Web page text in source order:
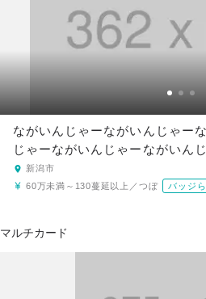
ながいんじゃーながいんじゃー
じゃーながいんじゃーながいん
新潟市
60万未満～130蔓延以上／つぼ
バッジ
マルチカード